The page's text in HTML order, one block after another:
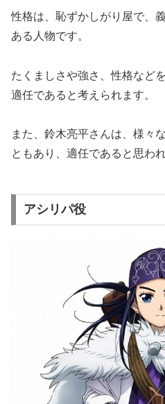
性格は、恥ずかしがり屋で、
ある人物です。
たくましさや強さ、性格など
適任であると考えられます。
また、鈴木亮平さんは、様々
ともあり、適任であると思われ
アシリパ役